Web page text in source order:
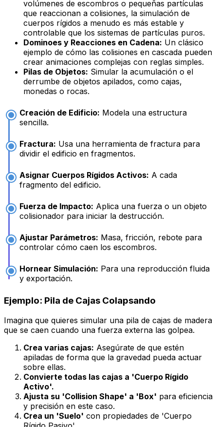
volúmenes de escombros o pequeñas partículas
que reaccionan a colisiones, la simulación de
cuerpos rígidos a menudo es más estable y
controlable que los sistemas de partículas puros.
Dominoes y Reacciones en Cadena: Un clásico
ejemplo de cómo las colisiones en cascada pueden
crear animaciones complejas con reglas simples.
Pilas de Objetos: Simular la acumulación o el
derrumbe de objetos apilados, como cajas,
monedas o rocas.
Creación de Edificio: Modela una estructura
sencilla.
Fractura: Usa una herramienta de fractura para
dividir el edificio en fragmentos.
Asignar Cuerpos Rígidos Activos: A cada
fragmento del edificio.
Fuerza de Impacto: Aplica una fuerza o un objeto
colisionador para iniciar la destrucción.
Ajustar Parámetros: Masa, fricción, rebote para
controlar cómo caen los escombros.
Hornear Simulación: Para una reproducción fluida
y exportación.
Ejemplo: Pila de Cajas Colapsando
Imagina que quieres simular una pila de cajas de madera
que se caen cuando una fuerza externa las golpea.
Crea varias cajas: Asegúrate de que estén
apiladas de forma que la gravedad pueda actuar
sobre ellas.
Convierte todas las cajas a 'Cuerpo Rígido
Activo'.
Ajusta su 'Collision Shape' a 'Box' para eficiencia
y precisión en este caso.
Crea un 'Suelo' con propiedades de 'Cuerpo